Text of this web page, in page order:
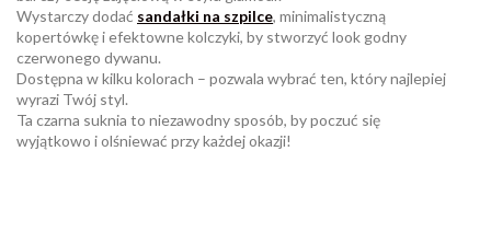
Wystarczy dodać sandałki na szpilce, minimalistyczną
kopertówkę i efektowne kolczyki, by stworzyć look godny
czerwonego dywanu.
Dostępna w kilku kolorach – pozwala wybrać ten, który najlepiej
wyrazi Twój styl.
Ta czarna suknia to niezawodny sposób, by poczuć się
wyjątkowo i olśniewać przy każdej okazji!